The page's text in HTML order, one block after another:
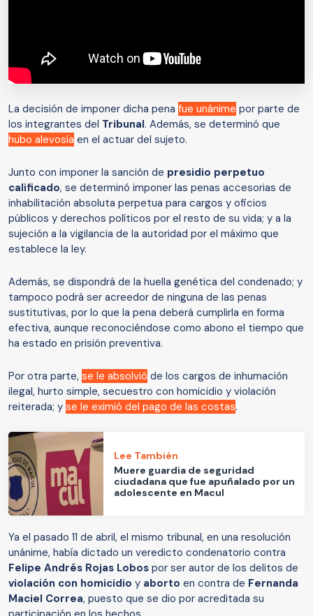
La decisión de imponer dicha pena fue unánime por parte de
los integrantes del Tribunal. Además, se determinó que
hubo alevosía en el actuar del sujeto.
Junto con imponer la sanción de presidio perpetuo
calificado, se determinó imponer las penas accesorias de
inhabilitación absoluta perpetua para cargos y oficios
públicos y derechos políticos por el resto de su vida; y a la
sujeción a la vigilancia de la autoridad por el máximo que
establece la ley.
Además, se dispondrá de la huella genética del condenado; y
tampoco podrá ser acreedor de ninguna de las penas
sustitutivas, por lo que la pena deberá cumplirla en forma
efectiva, aunque reconociéndose como abono el tiempo que
ha estado en prisión preventiva.
Por otra parte, se le absolvió de los cargos de inhumación
ilegal, hurto simple, secuestro con homicidio y violación
reiterada; y se le eximió del pago de las costas.
Lee También
Muere guardia de seguridad
ciudadana que fue apuñalado por un
adolescente en Macul
Ya el pasado 11 de abril, el mismo tribunal, en una resolución
unánime, había dictado un veredicto condenatorio contra
Felipe Andrés Rojas Lobos por ser autor de los delitos de
violación con homicidio y aborto en contra de Fernanda
Maciel Correa, puesto que se dio por acreditada su